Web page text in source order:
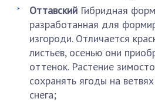
Оттавский Гибридная
разработанная для
изгороди. Отличается
листьев, осенью они
оттенок. Растение
сохранять ягоды на
снега;